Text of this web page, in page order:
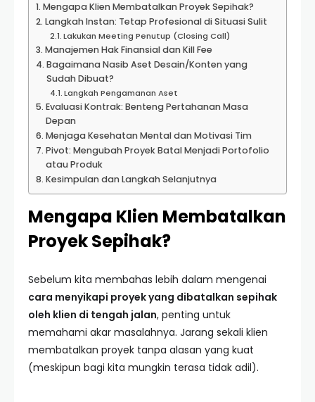
Mengapa Klien Membatalkan Proyek Sepihak?
Langkah Instan: Tetap Profesional di Situasi Sulit
Lakukan Meeting Penutup (Closing Call)
Manajemen Hak Finansial dan Kill Fee
Bagaimana Nasib Aset Desain/Konten yang
Sudah Dibuat?
Langkah Pengamanan Aset
Evaluasi Kontrak: Benteng Pertahanan Masa
Depan
Menjaga Kesehatan Mental dan Motivasi Tim
Pivot: Mengubah Proyek Batal Menjadi Portofolio
atau Produk
Kesimpulan dan Langkah Selanjutnya
Mengapa Klien Membatalkan
Proyek Sepihak?
Sebelum kita membahas lebih dalam mengenai
cara menyikapi proyek yang dibatalkan sepihak
oleh klien di tengah jalan, penting untuk
memahami akar masalahnya. Jarang sekali klien
membatalkan proyek tanpa alasan yang kuat
(meskipun bagi kita mungkin terasa tidak adil).